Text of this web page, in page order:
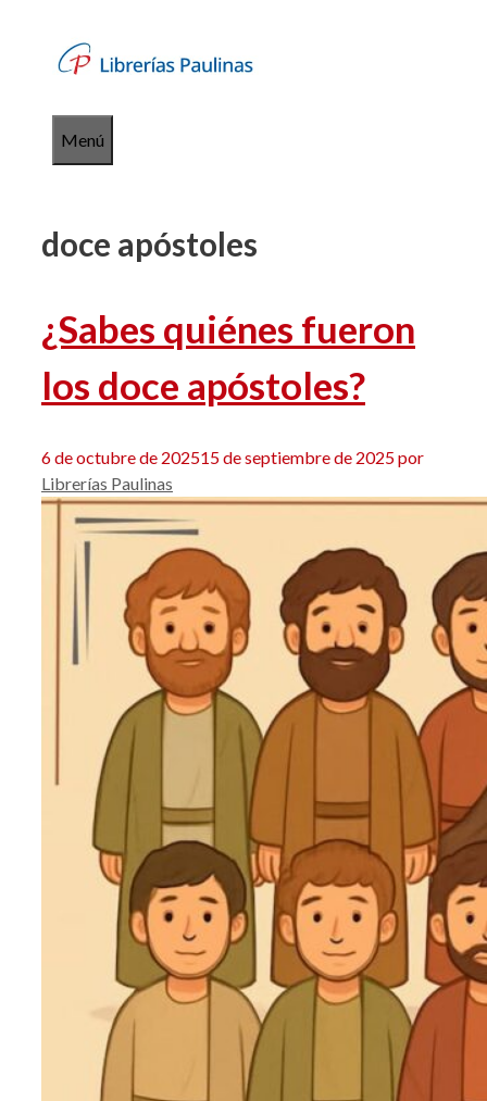
contenido
Menú
doce apóstoles
¿Sabes quiénes fueron
los doce apóstoles?
6 de octubre de 202515 de septiembre de 2025por
Librerías Paulinas